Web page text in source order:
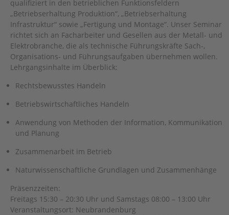
qualifiziert in den betrieblichen Funktionsfeldern
„Betriebserhaltung Produktion“, „Betriebserhaltung
Infrastruktur“ sowie „Fertigung und Montage“. Unser Seminar
richtet sich an Facharbeiter und Gesellen aus der Metall- und
Elektrobranche, die als technische Führungskräfte Sach-,
Organisations- und Führungsaufgaben übernehmen wollen.
Lehrgangsinhalte im Überblick:
Rechtsbewusstes Handeln
Betriebswirtschaftliches Handeln
Anwendung von Methoden der Information, Kommunikation
und Planung
Zusammenarbeit im Betrieb
Naturwissenschaftliche Grundlagen und Zusammenhänge
Präsenzzeiten:
Freitags 15:30 – 20:30 Uhr und Samstags 08:00 – 13:00 Uhr
Veranstaltungsort: Neubrandenburg